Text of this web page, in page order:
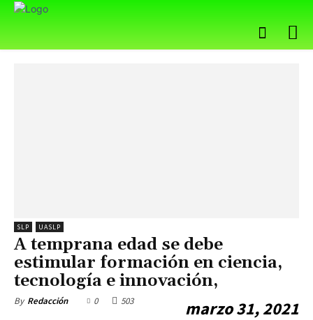
SLP UASLP
A temprana edad se debe
estimular formación en ciencia,
tecnología e innovación,
By Redacción marzo 31, 2021
0 503